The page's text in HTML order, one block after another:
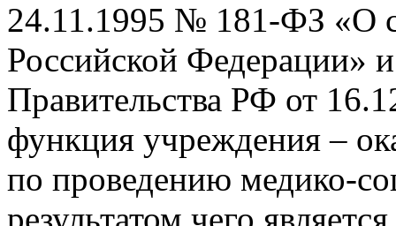
24.11.1995 № 181-ФЗ «О
Российской Федерации»
Правительства РФ от
функция учреждения –
по проведению медико-
результатом чего